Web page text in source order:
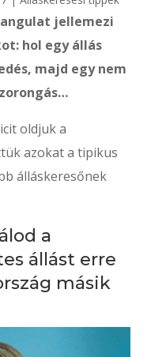
jellemezi
hol egy állás
majd egy nem
oldjuk a
azokat a tipikus
álláskeresőnek
a
állást erre
másik